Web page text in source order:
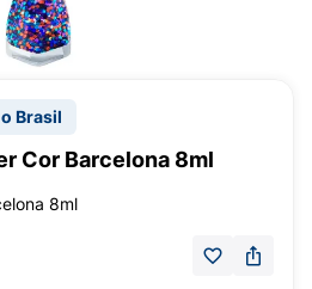
Brasil
Cor Barcelona 8ml
8ml